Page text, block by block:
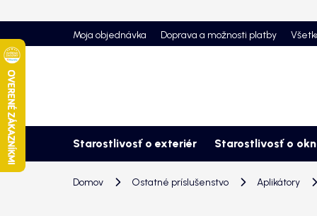
na
obsah
Moja objednávka Doprava a možnosti platby
Starostlivosť o exteriér Starostlivosť o
Domov Ostatné príslušenstvo Aplikátory